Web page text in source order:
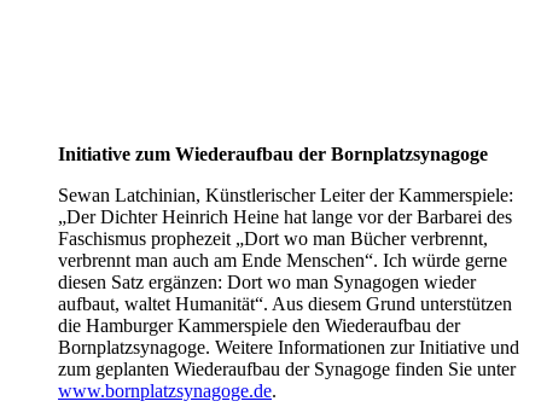
Initiative zum Wiederaufbau der Bornplatzsynagoge
Sewan Latchinian, Künstlerischer Leiter der Kammerspiele:
„Der Dichter Heinrich Heine hat lange vor der Barbarei des
Faschismus prophezeit „Dort wo man Bücher verbrennt,
verbrennt man auch am Ende Menschen“. Ich würde gerne
diesen Satz ergänzen: Dort wo man Synagogen wieder
aufbaut, waltet Humanität“. Aus diesem Grund unterstützen
die Hamburger Kammerspiele den Wiederaufbau der
Bornplatzsynagoge. Weitere Informationen zur Initiative und
zum geplanten Wiederaufbau der Synagoge finden Sie unter
www.bornplatzsynagoge.de.